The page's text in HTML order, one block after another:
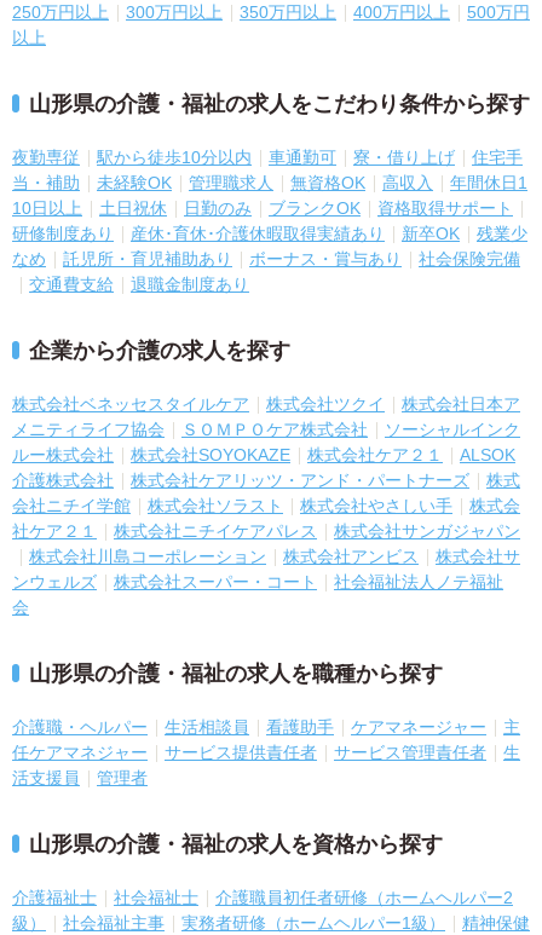
250万円以上 300万円以上 350万円以上 400万円以上
500万円
以上
山形県の介護・福祉の求人をこだわり条件から探す
夜勤専従 駅から徒歩10分以内 車通勤可 寮・借り上げ
住宅手
当・補助
未経験OK 管理職求人 無資格OK 高収入
年間休日1
10日以上
土日祝休 日勤のみ ブランクOK
資格取得サポート
研修制度あり
産休･育休･介護休暇取得実績あり 新卒OK
残業少
なめ
託児所・育児補助あり ボーナス・賞与あり
社会保険完備
交通費支給
退職金制度あり
企業から介護の求人を探す
株式会社ベネッセスタイルケア 株式会社ツクイ
株式会社日本ア
メニティライフ協会
ＳＯＭＰＯケア株式会社
ソーシャルインク
ルー株式会社
株式会社SOYOKAZE 株式会社ケア２１
ALSOK
介護株式会社
株式会社ケアリッツ・アンド・パートナーズ
株式
会社ニチイ学館
株式会社ソラスト 株式会社やさしい手
株式会
社ケア２１
株式会社ニチイケアパレス
株式会社サンガジャパン
株式会社川島コーポレーション
株式会社アンビス
株式会社サ
ンウェルズ
株式会社スーパー・コート
社会福祉法人ノテ福祉
会
山形県の介護・福祉の求人を職種から探す
介護職・ヘルパー 生活相談員 看護助手 ケアマネージャー
主
任ケアマネジャー
サービス提供責任者 サービス管理責任者
生
活支援員
管理者
山形県の介護・福祉の求人を資格から探す
介護福祉士 社会福祉士
介護職員初任者研修（ホームヘルパー2
級）
社会福祉主事 実務者研修（ホームヘルパー1級）
精神保健